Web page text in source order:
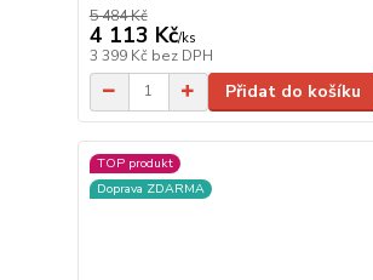
5 484 Kč
4 113 Kč/ks
3 399 Kč bez DPH
Přidat do košíku
TOP produkt
Doprava ZDARMA